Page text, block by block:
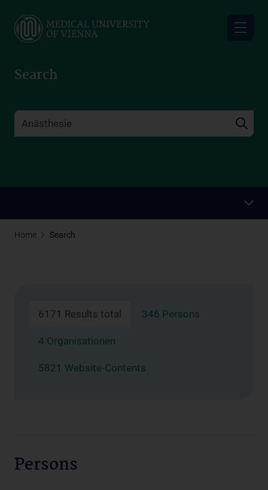
main
Search
Home Search
6171 Results total 346 Persons
4 Organisationen
5821 Website-Contents
Persons